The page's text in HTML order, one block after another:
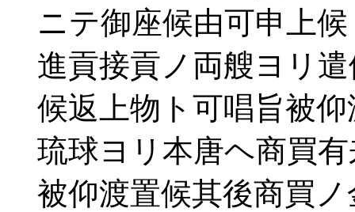
ニテ御座候由可申上候
進貢接貢ノ両艘ヨリ遣
候返上物ト可唱旨被仰
琉球ヨリ本唐ヘ商買有
被仰渡置候其後商買ノ